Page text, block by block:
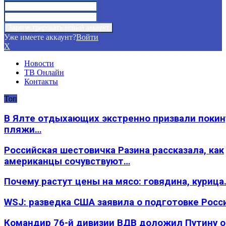
Уже имеете аккаунт?Войти
X
Новости
ТВ Онлайн
Контакты
Топ
В Ялте отдыхающих экстренно призвали
пляжи…
Российская шестовичка Разина рассказала, как
американцы сочувствуют…
Почему растут цены на мясо: говядина,
WSJ: разведка США заявила о подготовке
Командир 76-й дивизии ВДВ доложил Путину